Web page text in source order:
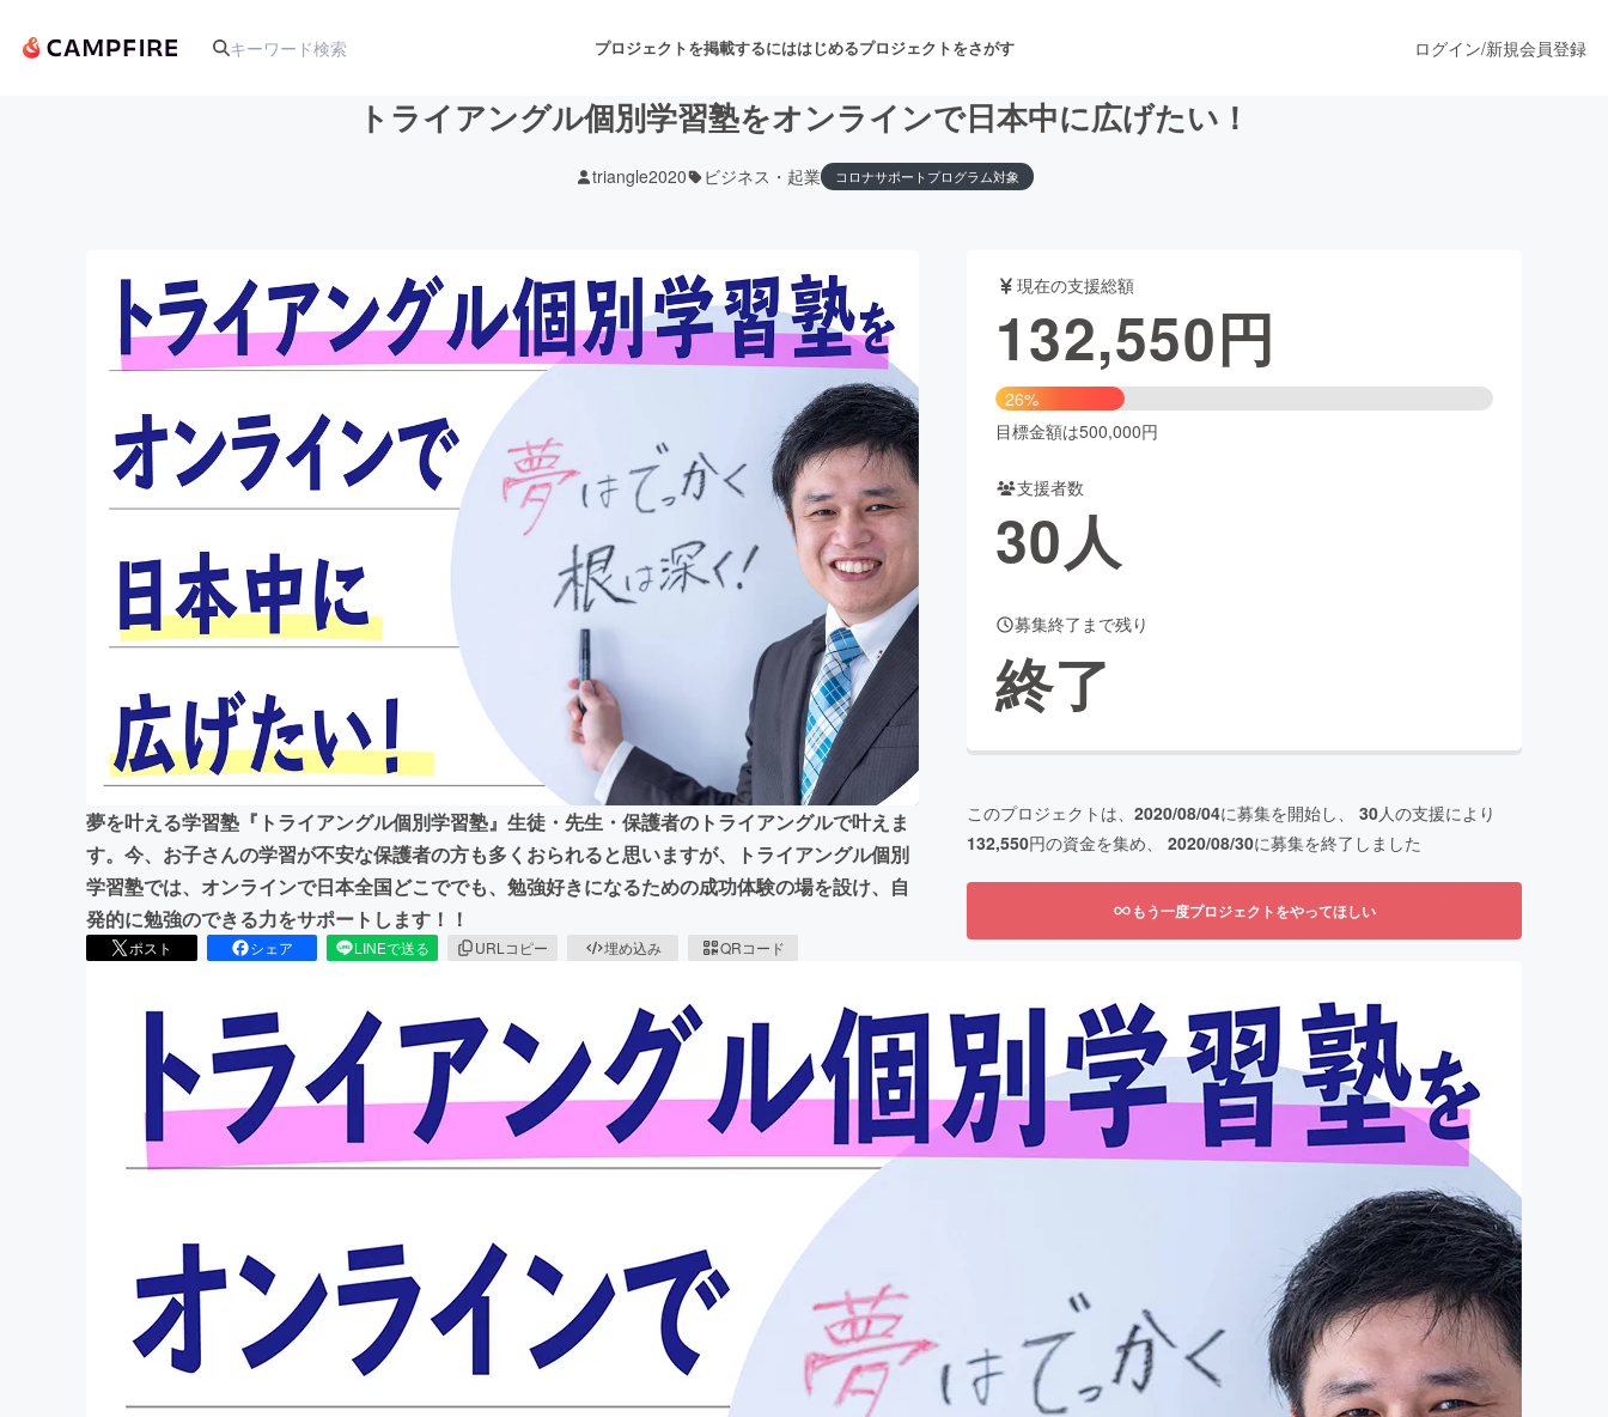
プロジェクトを掲載するにははじめるプロジェクトをさがす
アート・写真 音楽 舞台・パフォーマンス
テクノロジー・ガジェット ゲーム・サービス開発 フード・飲食店 ファッション
映像・映画 アニメ・漫画
ビジネス・起業 チャレンジ ビューティー・ヘルスケア
まちづくり・地域活性化
CAMPFIRE for Social GoodCAMPFIRE Creation
CAMPFIREふるさと納税machi-ya コミュニティ
ログイン/新規会員登録
トライアングル個別学習塾をオンラインで日本中に広げたい！
triangle2020 ビジネス・起業 コロナサポートプログラム対象
夢を叶える学習塾『トライアングル個別学習塾』生徒・先生・保護者のトライアングルで叶えま
す。今、お子さんの学習が不安な保護者の方も多くおられると思いますが、トライアングル個別
学習塾では、オンラインで日本全国どこででも、勉強好きになるための成功体験の場を設け、自
発的に勉強のできる力をサポートします！！
ポスト シェア LINEで送る URLコピー 埋め込み QRコード
現在の支援総額
132,550円
26%
目標金額は500,000円
支援者数
30人
募集終了まで残り
終了
このプロジェクトは、 2020/08/04に募集を開始し、 30人の支援により
132,550円の資金を集め、 2020/08/30に募集を終了しました
もう一度プロジェクトをやってほしい